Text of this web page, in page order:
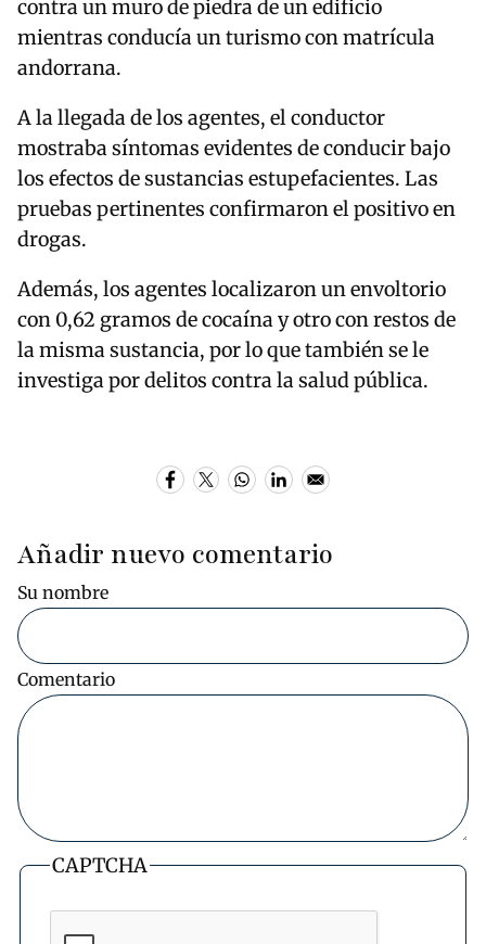
contra un muro de piedra de un edificio
mientras conducía un turismo con matrícula
andorrana.
A la llegada de los agentes, el conductor
mostraba síntomas evidentes de conducir bajo
los efectos de sustancias estupefacientes. Las
pruebas pertinentes confirmaron el positivo en
drogas.
Además, los agentes localizaron un envoltorio
con 0,62 gramos de cocaína y otro con restos de
la misma sustancia, por lo que también se le
investiga por delitos contra la salud pública.
Añadir nuevo comentario
Su nombre
Comentario
CAPTCHA